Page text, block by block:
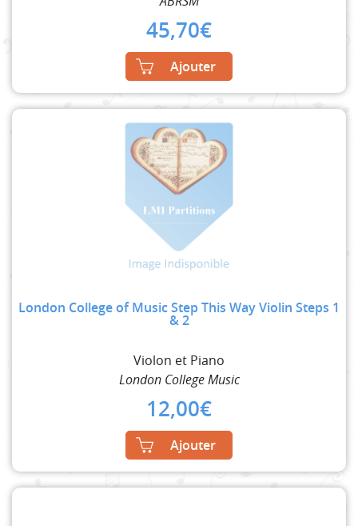
45,70€
Ajouter
London College of Music Step This Way Violin Steps 1
& 2
Violon et Piano
London College Music
12,00€
Ajouter